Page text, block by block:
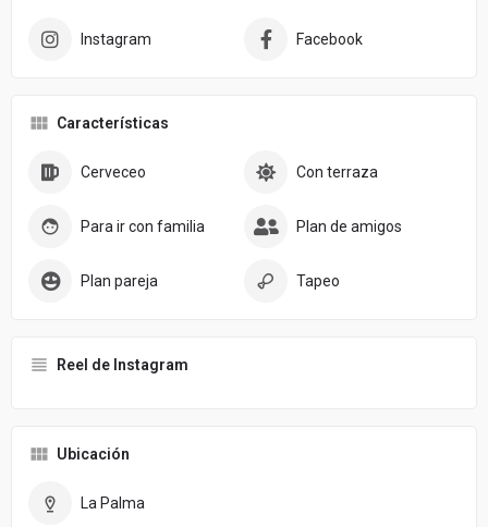
Instagram Facebook
Características
Cerveceo Con terraza
Para ir con familia Plan de amigos
Plan pareja Tapeo
Reel de Instagram
Ubicación
La Palma